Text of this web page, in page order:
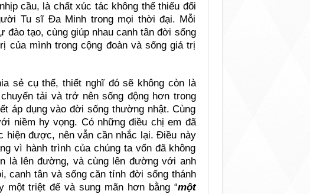
cầu, là chất xúc tác không thể thiếu đối
Tu sĩ Đa Minh trong mọi thời đại. Mỗi
tạo, cùng giúp nhau canh tân đời sống
của mình trong cộng đoàn và sống giá trị
sẻ cụ thể, thiết nghĩ đó sẽ không còn là
tải và trở nên sống động hơn trong
áp dụng vào đời sống thường nhật. Cùng
niềm hy vọng. Có những điều chị em đã
được, nên vẫn cần nhắc lại. Điều này
vì hành trình của chúng ta vốn đã không
là lên đường, và cùng lên đường với anh
canh tân và sống căn tính đời sống thánh
một triệt để và sung mãn hơn bằng “một